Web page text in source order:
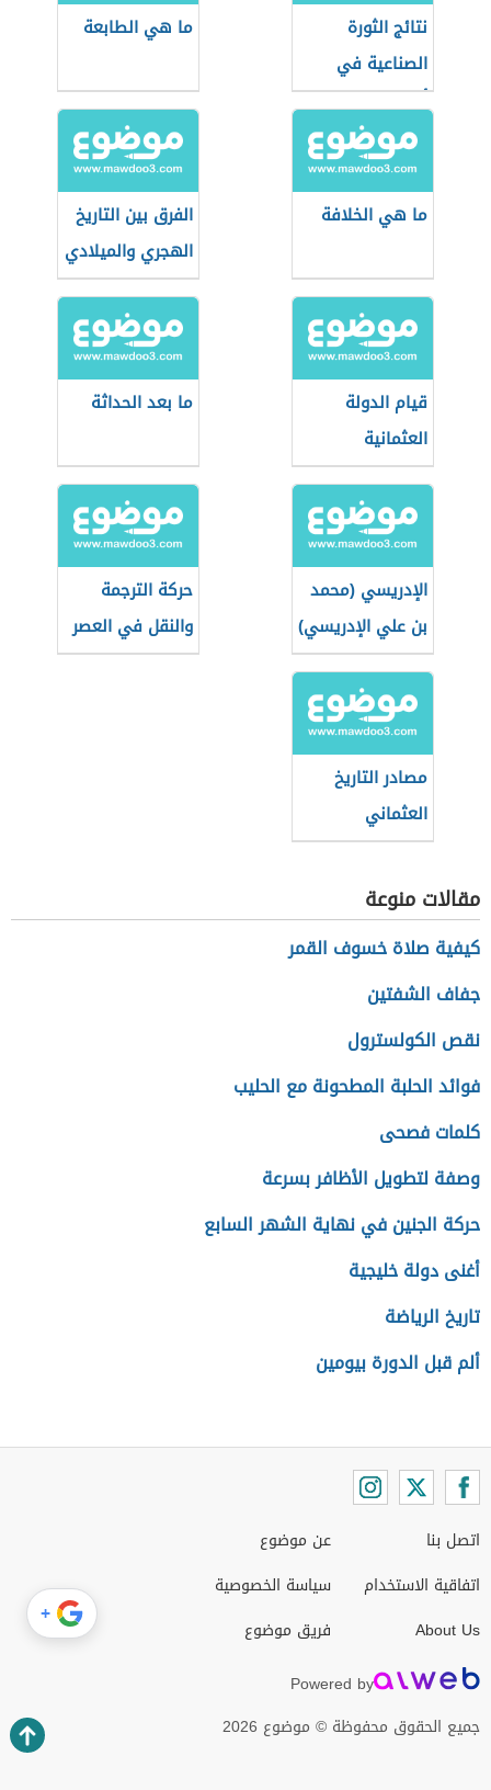
نتائج الثورة
الصناعية في
أوروبا
ما هي الطابعة
ما هي الخلافة
الفرق بين التاريخ
الهجري والميلادي
قيام الدولة
العثمانية
ما بعد الحداثة
الإدريسي (محمد
بن علي الإدريسي)
حركة الترجمة
والنقل في العصر
العباسي الأول
مصادر التاريخ
العثماني
مقالات منوعة
كيفية صلاة خسوف القمر
جفاف الشفتين
نقص الكولسترول
فوائد الحلبة المطحونة مع الحليب
كلمات فصحى
وصفة لتطويل الأظافر بسرعة
حركة الجنين في نهاية الشهر السابع
أغنى دولة خليجية
تاريخ الرياضة
ألم قبل الدورة بيومين
اتصل بنا
اتفاقية الاستخدام
About Us
عن موضوع
سياسة الخصوصية
فريق موضوع
Powered by
جميع الحقوق محفوظة © موضوع 2026
+